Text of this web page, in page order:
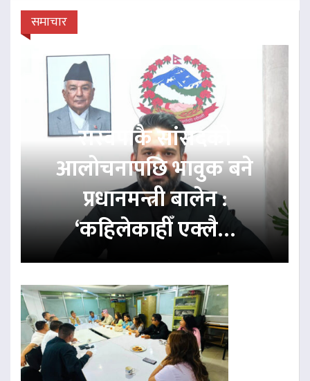
समाचार
रास्वपाकै सांसदको
आलोचनापछि भावुक बने
प्रधानमन्त्री बालेन :
‘कहिलेकाहीँ एक्लै…